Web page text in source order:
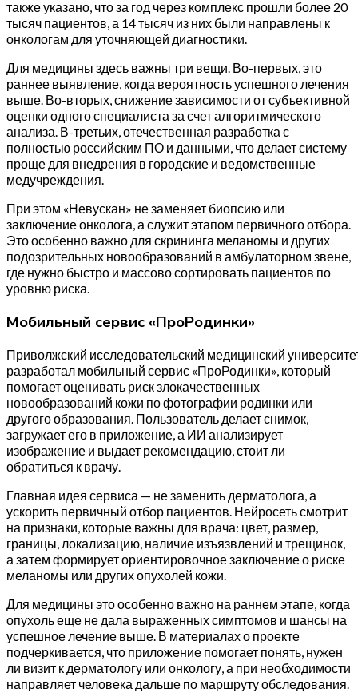
также указано, что за год через комплекс прошли более 20
тысяч пациентов, а 14 тысяч из них были направлены к
онкологам для уточняющей диагностики.
Для медицины здесь важны три вещи. Во-первых, это
раннее выявление, когда вероятность успешного лечения
выше. Во-вторых, снижение зависимости от субъективной
оценки одного специалиста за счет алгоритмического
анализа. В-третьих, отечественная разработка с
полностью российским ПО и данными, что делает систему
проще для внедрения в городские и ведомственные
медучреждения.
При этом «Невускан» не заменяет биопсию или
заключение онколога, а служит этапом первичного отбора.
Это особенно важно для скрининга меланомы и других
подозрительных новообразований в амбулаторном звене,
где нужно быстро и массово сортировать пациентов по
уровню риска.
Мобильный сервис «ПроРодинки»
Приволжский исследовательский медицинский
разработал мобильный сервис «ПроРодинки», который
помогает оценивать риск злокачественных
новообразований кожи по фотографии родинки или
другого образования. Пользователь делает снимок,
загружает его в приложение, а ИИ анализирует
изображение и выдает рекомендацию, стоит ли
обратиться к врачу.
Главная идея сервиса — не заменить дерматолога, а
ускорить первичный отбор пациентов. Нейросеть смотрит
на признаки, которые важны для врача: цвет, размер,
границы, локализацию, наличие изъязвлений и трещинок,
а затем формирует ориентировочное заключение о риске
меланомы или других опухолей кожи.
Для медицины это особенно важно на раннем этапе, когда
опухоль еще не дала выраженных симптомов и шансы на
успешное лечение выше. В материалах о проекте
подчеркивается, что приложение помогает понять, нужен
ли визит к дерматологу или онкологу, а при необходимости
направляет человека дальше по маршруту обследования.